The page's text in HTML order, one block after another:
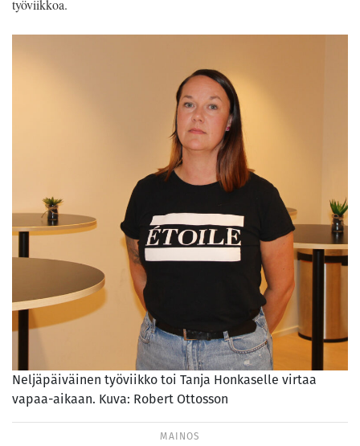
työviikkoa.
Neljäpäiväinen työviikko toi Tanja Honkaselle virtaa
vapaa-aikaan. Kuva: Robert Ottosson
MAINOS